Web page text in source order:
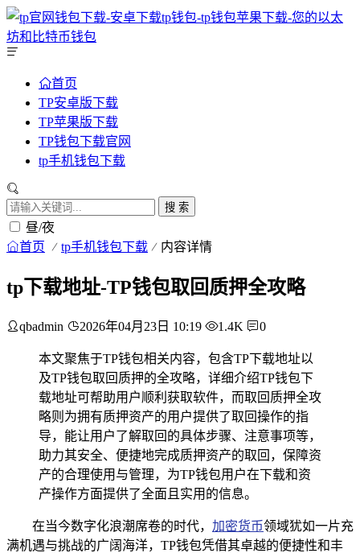
首页
TP安卓版下载
TP苹果版下载
TP钱包下载官网
tp手机钱包下载
搜 索
昼/夜
首页 tp手机钱包下载 内容详情
tp下载地址-TP钱包取回质押全攻略
qbadmin 2026年04月23日 10:19 1.4K 0
本文聚焦于TP钱包相关内容，包含TP下载地址以
及TP钱包取回质押的全攻略，详细介绍TP钱包下
载地址可帮助用户顺利获取软件，而取回质押全攻
略则为拥有质押资产的用户提供了取回操作的指
导，能让用户了解取回的具体步骤、注意事项等，
助力其安全、便捷地完成质押资产的取回，保障资
产的合理使用与管理，为TP钱包用户在下载和资
产操作方面提供了全面且实用的信息。
在当今数字化浪潮席卷的时代， 加密货币领域犹如一片充
满机遇与挑战的广阔海洋，TP钱包凭借其卓越的便捷性和丰